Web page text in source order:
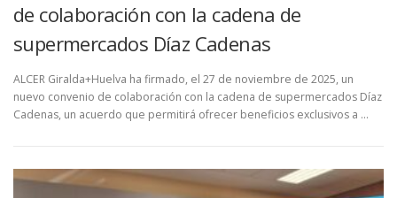
de colaboración con la cadena de
supermercados Díaz Cadenas
ALCER Giralda+Huelva ha firmado, el 27 de noviembre de 2025, un
nuevo convenio de colaboración con la cadena de supermercados Díaz
Cadenas, un acuerdo que permitirá ofrecer beneficios exclusivos a …